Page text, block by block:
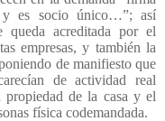
y es socio único…”; así
queda acreditada por el
empresas, y también la
de manifiesto que
de actividad real
de la casa y el
física codemandada.